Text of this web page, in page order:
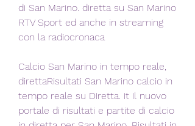
di San Marino. diretta su San Marino
RTV Sport ed anche in streaming
con la radiocronaca
Calcio San Marino in tempo reale,
direttaRisultati San Marino calcio in
tempo reale su Diretta. it il nuovo
portale di risultati e partite di calcio